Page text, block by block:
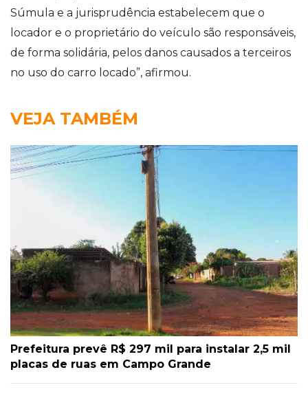
Súmula e a jurisprudência estabelecem que o
locador e o proprietário do veículo são responsáveis,
de forma solidária, pelos danos causados a terceiros
no uso do carro locado”, afirmou.
VEJA TAMBÉM
Prefeitura prevê R$ 297 mil para instalar 2,5 mil
placas de ruas em Campo Grande